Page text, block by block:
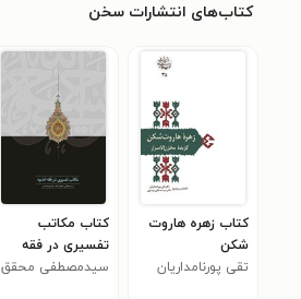
کتاب‌های انتشارات سخن
کتاب زهره هاروت
شکن
تقی پورنامداریان
کتاب مکاتب
تفسیری در فقه
امامیه
سیدمصطفی محقق